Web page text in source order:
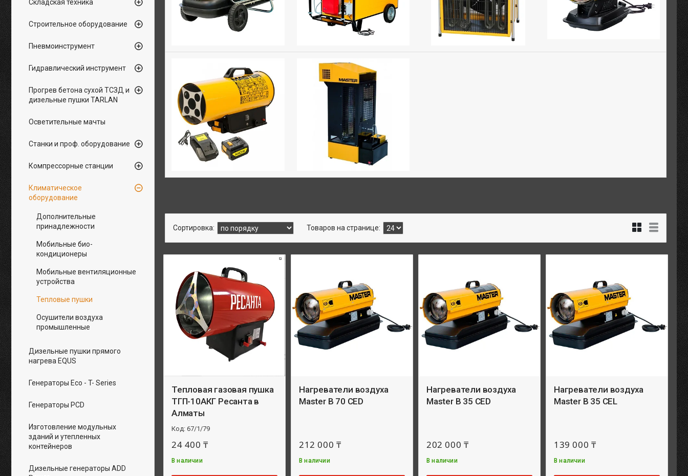
Тепловая газовая пушка
ТГП-10АКГ Ресанта в
Алматы
67/1/79
24 400 ₸
В наличии
Нагреватели воздуха
Master B 70 CED
212 000 ₸
В наличии
Нагреватели воздуха
Master B 35 CED
202 000 ₸
В наличии
Нагреватели воздуха
Master B 35 CEL
139 000 ₸
В наличии
Складская техника
Строительное оборудование
Пневмоинструмент
Гидравлический инструмент
Прогрев бетона сухой ТСЗД и
дизельные пушки TARLAN
Осветительные мачты
Станки и проф. оборудование
Компрессорные станции
Климатическое
оборудование
Дополнительные
принадлежности
Мобильные био-
кондиционеры
Мобильные вентиляционные
устройства
Тепловые пушки
Осушители воздуха
промышленные
Дизельные пушки прямого
нагрева EQUS
Генераторы Eco - T- Series
Генераторы PCD
Изготовление модульных
зданий и утепленных
контейнеров
Дизельные генераторы ADD